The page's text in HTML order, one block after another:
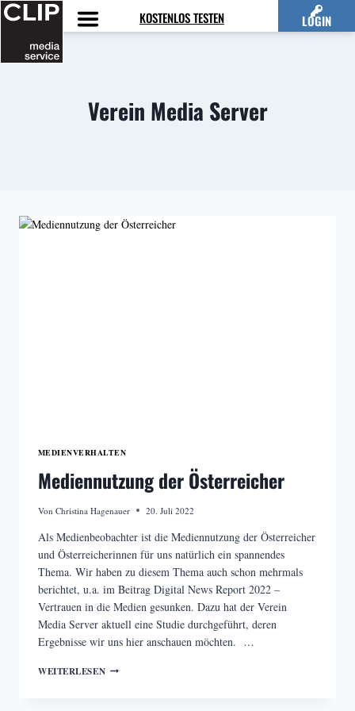
Zum
Inhalt
springen
KOSTENLOS TESTEN LOGIN
Verein Media Server
MEDIENVERHALTEN
Mediennutzung der Österreicher
Von Christina Hagenauer 20. Juli 2022
Als Medienbeobachter ist die Mediennutzung der Österreicher
und Österreicherinnen für uns natürlich ein spannendes
Thema. Wir haben zu diesem Thema auch schon mehrmals
berichtet, u.a. im Beitrag Digital News Report 2022 –
Vertrauen in die Medien gesunken. Dazu hat der Verein
Media Server aktuell eine Studie durchgeführt, deren
Ergebnisse wir uns hier anschauen möchten. …
WEITERLESENMEDIENNUTZUNG